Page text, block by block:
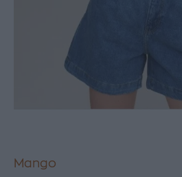
Mango